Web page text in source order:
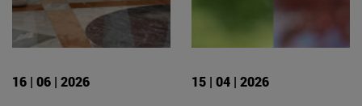
16 | 06 | 2026 15 | 04 | 2026